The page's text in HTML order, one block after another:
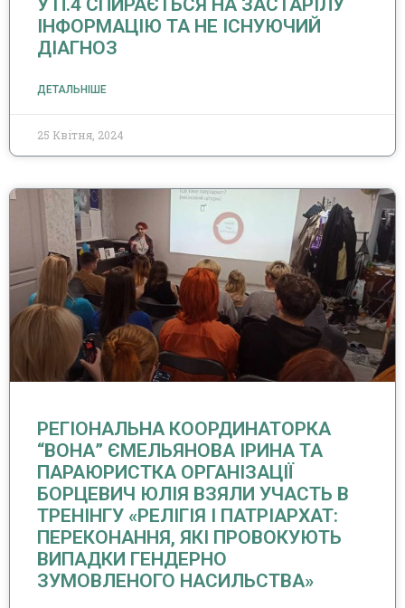
У П.4 СПИРАЄТЬСЯ НА ЗАСТАРІЛУ
ІНФОРМАЦІЮ ТА НЕ ІСНУЮЧИЙ
ДІАГНОЗ
ДЕТАЛЬНІШЕ
25 Квітня, 2024
РЕГІОНАЛЬНА КООРДИНАТОРКА
“ВОНА” ЄМЕЛЬЯНОВА ІРИНА ТА
ПАРАЮРИСТКА ОРГАНІЗАЦІЇ
БОРЦЕВИЧ ЮЛІЯ ВЗЯЛИ УЧАСТЬ В
ТРЕНІНГУ «РЕЛІГІЯ І ПАТРІАРХАТ:
ПЕРЕКОНАННЯ, ЯКІ ПРОВОКУЮТЬ
ВИПАДКИ ГЕНДЕРНО
ЗУМОВЛЕНОГО НАСИЛЬСТВА»